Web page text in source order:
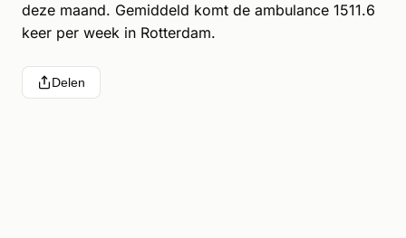
deze maand. Gemiddeld komt de ambulance 1511.6
keer per week in Rotterdam.
Delen